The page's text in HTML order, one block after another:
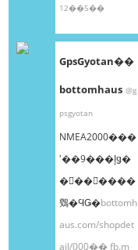
12��5��
GpsGyotan��
bottomhaus @g
psgyotan
NMEA2000���
ʽ��9���إǥ�
�󥰥��󥵡����
䳫�ϤǤ�bottomh
aus.com/shopdet
ail/000��fb.m